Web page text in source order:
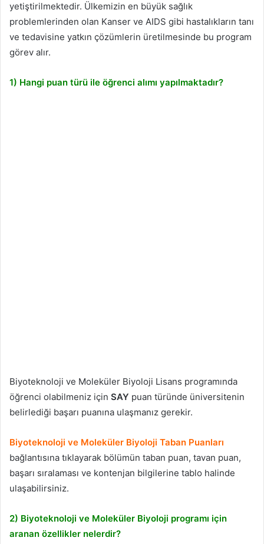
yetiştirilmektedir. Ülkemizin en büyük sağlık
problemlerinden olan Kanser ve AIDS gibi hastalıkların tanı
ve tedavisine yatkın çözümlerin üretilmesinde bu program
görev alır.
1) Hangi puan türü ile öğrenci alımı yapılmaktadır?
Biyoteknoloji ve Moleküler Biyoloji Lisans programında
öğrenci olabilmeniz için SAY puan türünde üniversitenin
belirlediği başarı puanına ulaşmanız gerekir.
Biyoteknoloji ve Moleküler Biyoloji Taban Puanları
bağlantısına tıklayarak bölümün taban puan, tavan puan,
başarı sıralaması ve kontenjan bilgilerine tablo halinde
ulaşabilirsiniz.
2) Biyoteknoloji ve Moleküler Biyoloji programı için
aranan özellikler nelerdir?